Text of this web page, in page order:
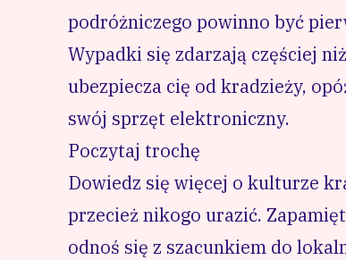
podróżniczego powinno być
Wypadki się zdarzają częściej
ubezpiecza cię od kradzieży,
swój sprzęt elektroniczny.
Poczytaj trochę
Dowiedz się więcej o kulturze
przecież nikogo urazić.
odnoś się z szacunkiem do